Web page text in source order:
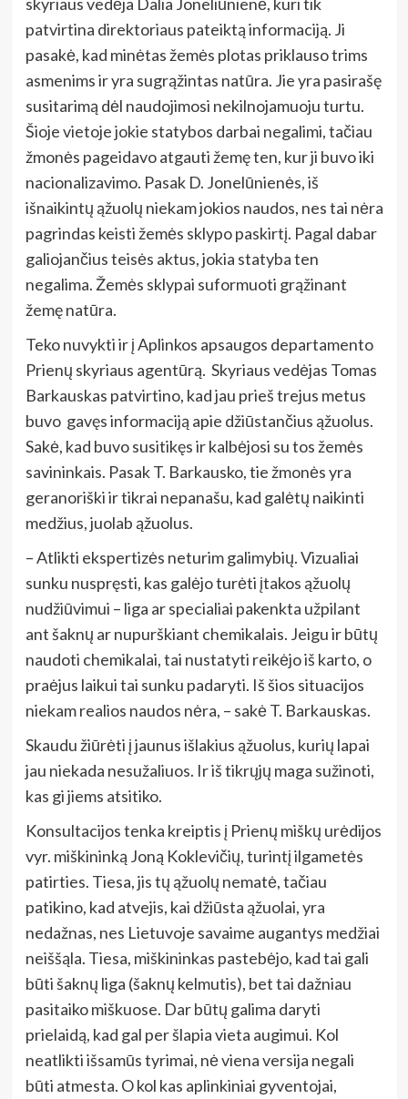
patvirtina direktoriaus pateiktą informaciją. Ji
pasakė, kad minėtas žemės plotas priklauso trims
asmenims ir yra sugrąžintas natūra. Jie yra pasirašę
susitarimą dėl naudojimosi nekilnojamuoju turtu.
Šioje vietoje jokie statybos darbai negalimi, tačiau
žmonės pageidavo atgauti žemę ten, kur ji buvo iki
nacionalizavimo. Pasak D. Jonelūnienės, iš
išnaikintų ąžuolų niekam jokios naudos, nes tai nėra
pagrindas keisti žemės sklypo paskirtį. Pagal dabar
galiojančius teisės aktus, jokia statyba ten
negalima. Žemės sklypai suformuoti grąžinant
žemę natūra.
Teko nuvykti ir į Aplinkos apsaugos departamento
Prienų skyriaus agentūrą. Skyriaus vedėjas Tomas
Barkauskas patvirtino, kad jau prieš trejus metus
buvo gavęs informaciją apie džiūstančius ąžuolus.
Sakė, kad buvo susitikęs ir kalbėjosi su tos žemės
savininkais. Pasak T. Barkausko, tie žmonės yra
geranoriški ir tikrai nepanašu, kad galėtų naikinti
medžius, juolab ąžuolus.
– Atlikti ekspertizės neturim galimybių. Vizualiai
sunku nuspręsti, kas galėjo turėti įtakos ąžuolų
nudžiūvimui – liga ar specialiai pakenkta užpilant
ant šaknų ar nupurškiant chemikalais. Jeigu ir būtų
naudoti chemikalai, tai nustatyti reikėjo iš karto, o
praėjus laikui tai sunku padaryti. Iš šios situacijos
niekam realios naudos nėra, – sakė T. Barkauskas.
Skaudu žiūrėti į jaunus išlakius ąžuolus, kurių lapai
jau niekada nesužaliuos. Ir iš tikrųjų maga sužinoti,
kas gi jiems atsitiko.
Konsultacijos tenka kreiptis į Prienų miškų urėdijos
vyr. miškininką Joną Koklevičių, turintį ilgametės
patirties. Tiesa, jis tų ąžuolų nematė, tačiau
patikino, kad atvejis, kai džiūsta ąžuolai, yra
nedažnas, nes Lietuvoje savaime augantys medžiai
neiššąla. Tiesa, miškininkas pastebėjo, kad tai gali
būti šaknų liga (šaknų kelmutis), bet tai dažniau
pasitaiko miškuose. Dar būtų galima daryti
prielaidą, kad gal per šlapia vieta augimui. Kol
neatlikti išsamūs tyrimai, nė viena versija negali
būti atmesta. O kol kas aplinkiniai gyventojai,